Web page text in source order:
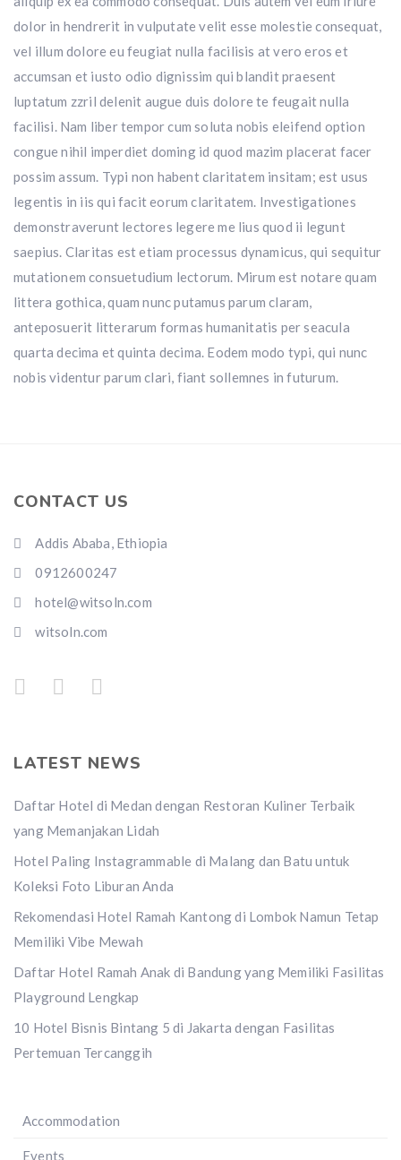
dolor in hendrerit in vulputate velit esse molestie consequat,
vel illum dolore eu feugiat nulla facilisis at vero eros et
accumsan et iusto odio dignissim qui blandit praesent
luptatum zzril delenit augue duis dolore te feugait nulla
facilisi. Nam liber tempor cum soluta nobis eleifend option
congue nihil imperdiet doming id quod mazim placerat facer
possim assum. Typi non habent claritatem insitam; est usus
legentis in iis qui facit eorum claritatem. Investigationes
demonstraverunt lectores legere me lius quod ii legunt
saepius. Claritas est etiam processus dynamicus, qui sequitur
mutationem consuetudium lectorum. Mirum est notare quam
littera gothica, quam nunc putamus parum claram,
anteposuerit litterarum formas humanitatis per seacula
quarta decima et quinta decima. Eodem modo typi, qui nunc
nobis videntur parum clari, fiant sollemnes in futurum.
CONTACT US
Addis Ababa, Ethiopia
0912600247
hotel@witsoln.com
witsoln.com
LATEST NEWS
Daftar Hotel di Medan dengan Restoran Kuliner Terbaik
yang Memanjakan Lidah
Hotel Paling Instagrammable di Malang dan Batu untuk
Koleksi Foto Liburan Anda
Rekomendasi Hotel Ramah Kantong di Lombok Namun Tetap
Memiliki Vibe Mewah
Daftar Hotel Ramah Anak di Bandung yang Memiliki Fasilitas
Playground Lengkap
10 Hotel Bisnis Bintang 5 di Jakarta dengan Fasilitas
Pertemuan Tercanggih
Accommodation
Events